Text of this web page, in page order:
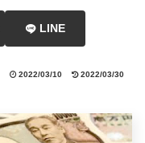
LINE
2022/03/10 2022/03/30